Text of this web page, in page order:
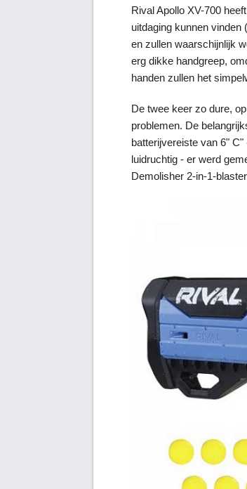
Rival Apollo XV-700
uitdaging kunnen vinden
en zullen waarschijnlijk
erg dikke handgreep,
handen zullen het
De twee keer zo dure,
problemen. De
batterijvereiste van 6"
luidruchtig - er werd
Demolisher 2-in-1-